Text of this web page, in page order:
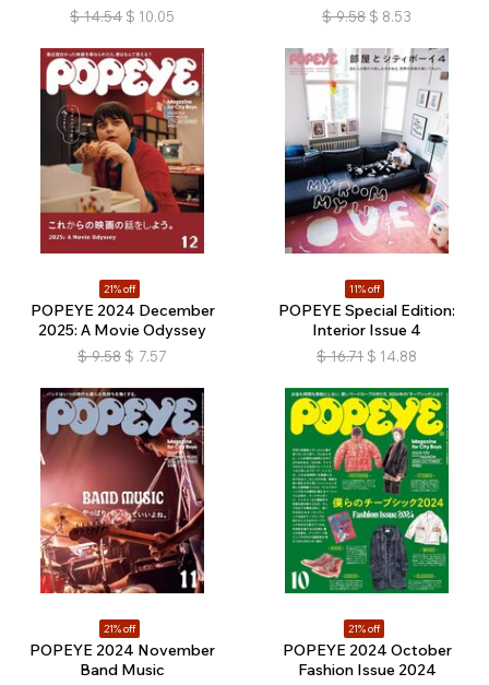
$ 14.54 $ 10.05 $ 9.58 $ 8.53
21% off
POPEYE 2024 December
2025: A Movie Odyssey
$ 9.58 $ 7.57
11% off
POPEYE Special Edition:
Interior Issue 4
$ 16.71 $ 14.88
21% off
POPEYE 2024 November
Band Music
21% off
POPEYE 2024 October
Fashion Issue 2024